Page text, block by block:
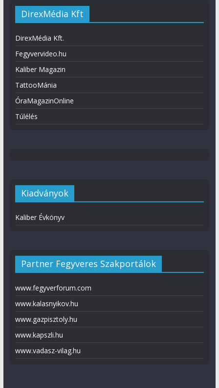
DirexMédia Kft
DirexMédia Kft.
Fegyvervideo.hu
Kaliber Magazin
TattooMánia
ÓraMagazinOnline
Túlélés
Kiadványok
Kaliber Évkönyv
Partner Fegyveres Szakportálok
www.fegyverforum.com
www.kalasnyikov.hu
www.gazpisztoly.hu
www.kapszli.hu
www.vadasz-vilag.hu